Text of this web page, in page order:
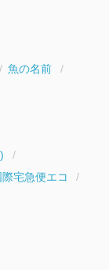
魚の名前
宅急便エコ